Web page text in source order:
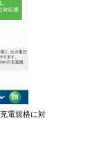
電規格に対